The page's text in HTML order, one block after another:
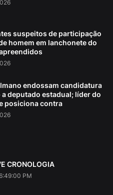
suspeitos de participação
homem em lanchonete do
endossam candidatura
a deputado estadual; líder do
posiciona contra
CRONOLOGIA
PM